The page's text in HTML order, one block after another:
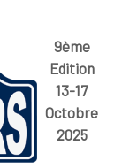
9ème
Edition
13-17
Octobre
2025